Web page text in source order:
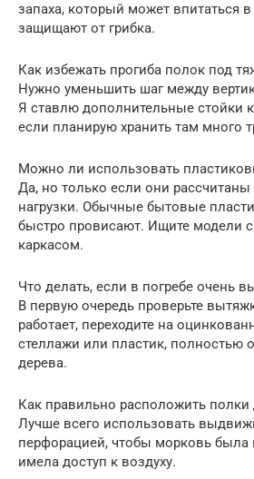
запаха, который может впитаться
защищают от грибка.
Как избежать прогиба полок под
Нужно уменьшить шаг между
Я ставлю дополнительные стойки
если планирую хранить там много
Можно ли использовать
Да, но только если они
нагрузки. Обычные бытовые
быстро провисают. Ищите модели
каркасом.
Что делать, если в погребе очень
В первую очередь проверьте
работает, переходите на
стеллажи или пластик, полностью
дерева.
Как правильно расположить
Лучше всего использовать
перфорацией, чтобы морковь была
имела доступ к воздуху.